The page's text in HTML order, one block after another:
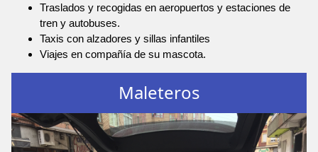
Traslados y recogidas en aeropuertos y estaciones de
tren y autobuses.
Taxis con alzadores y sillas infantiles
Viajes en compañía de su mascota.
Maleteros